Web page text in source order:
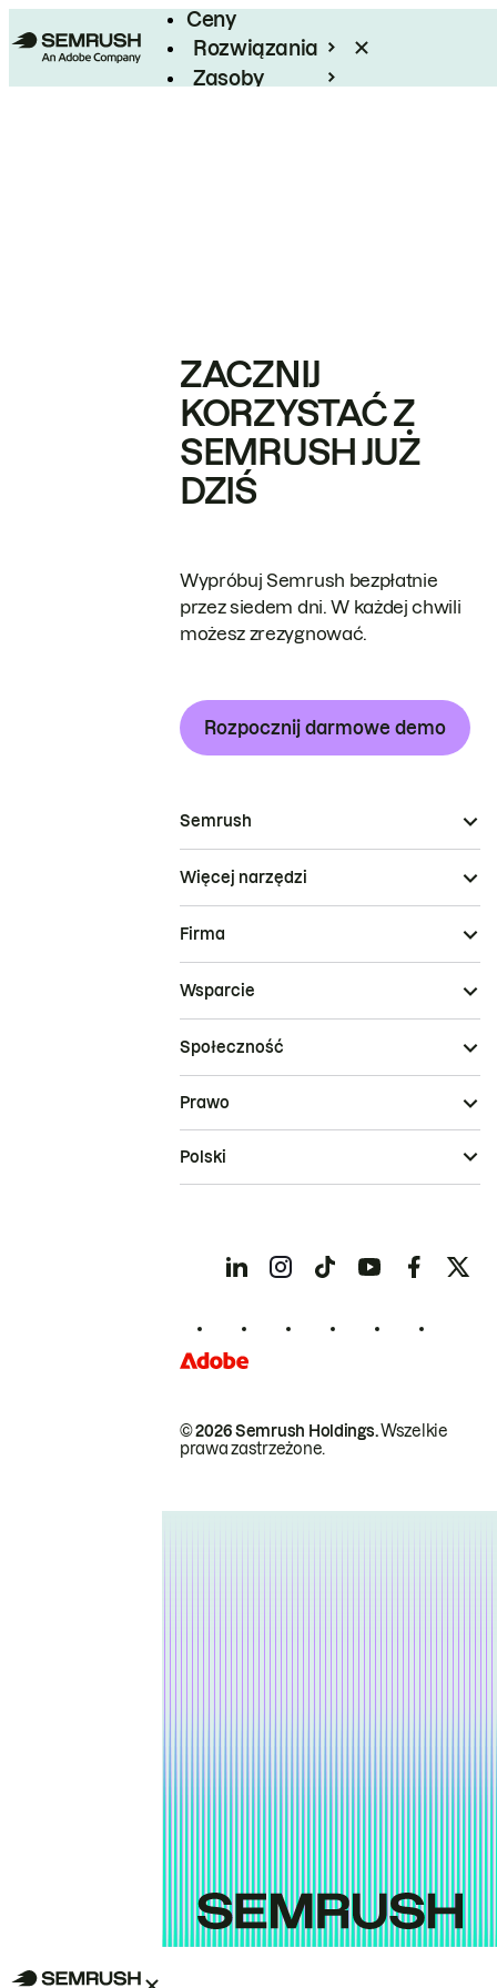
Ceny
Rozwiązania
Zasoby
ZACZNIJ
KORZYSTAĆ Z
SEMRUSH JUŻ
DZIŚ
Wypróbuj Semrush bezpłatnie
przez siedem dni. W każdej chwili
możesz zrezygnować.
Rozpocznij darmowe demo
Semrush
Więcej narzędzi
Firma
Wsparcie
Społeczność
© 2026 Semrush Holdings.Wszelkie
prawa zastrzeżone.
Prawo
Polski